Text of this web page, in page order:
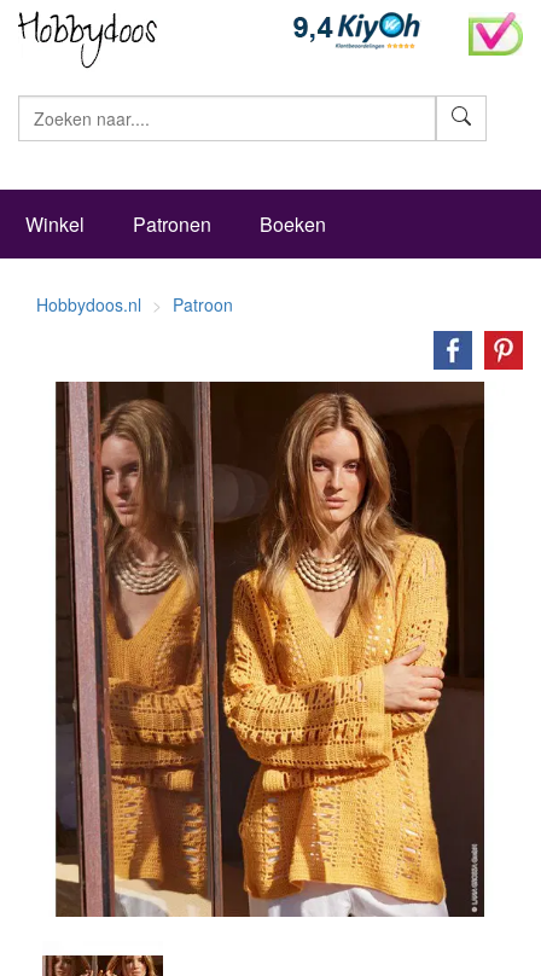
Winkel Patronen Boeken
Hobbydoos.nl Patroon